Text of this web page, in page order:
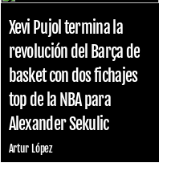
Xevi Pujol termina la
revolución del Barça de
basket con dos fichajes
top de la NBA para
Alexander Sekulic
Artur López